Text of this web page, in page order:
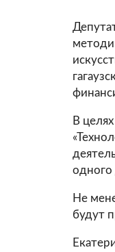
В
одного
Не
будут